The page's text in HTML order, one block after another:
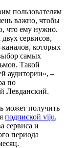
пользователям
важно, чтобы
что ему нужно.
сервисов,
которых
самых
Такой
аудитории», –
по
Левданский.
может получить
подпиской viju,
сервиса и
периода